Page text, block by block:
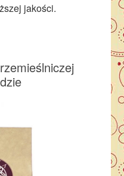
jakości.